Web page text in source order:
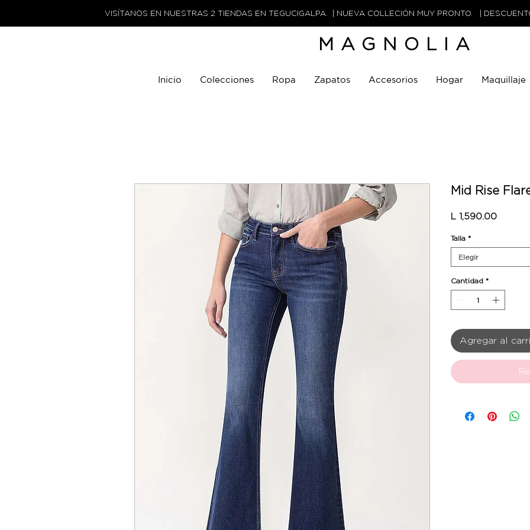
VISÍTANOS EN NUESTRAS 2 TIENDAS EN TEGUCIGALPA. | NUEVA COLLECIÓN MUY PRONTO. |
MAGNOLIA
Inicio Colecciones Ropa Zapatos Accesorios Hogar Maquillaje
Mid Rise
L 1,590.00Precio
Talla *
Elegir
Cantidad *
Agregar al